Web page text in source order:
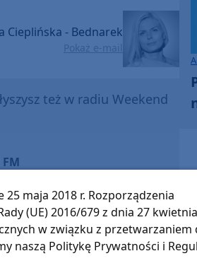
Cieplińska - Bednarek
Pokaż e-mail
też w radiu Weekend
FM
91,7 FM
NA92,6 FM
I TUCHOLI NA99,30 FM
maja 2018 r. Rozporządzenia
(UE) 2016/679 z dnia 27
w związku z przetwarzaniem
naszą Politykę Prywatności i